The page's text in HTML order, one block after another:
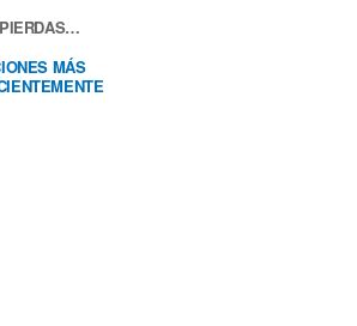
MÁS